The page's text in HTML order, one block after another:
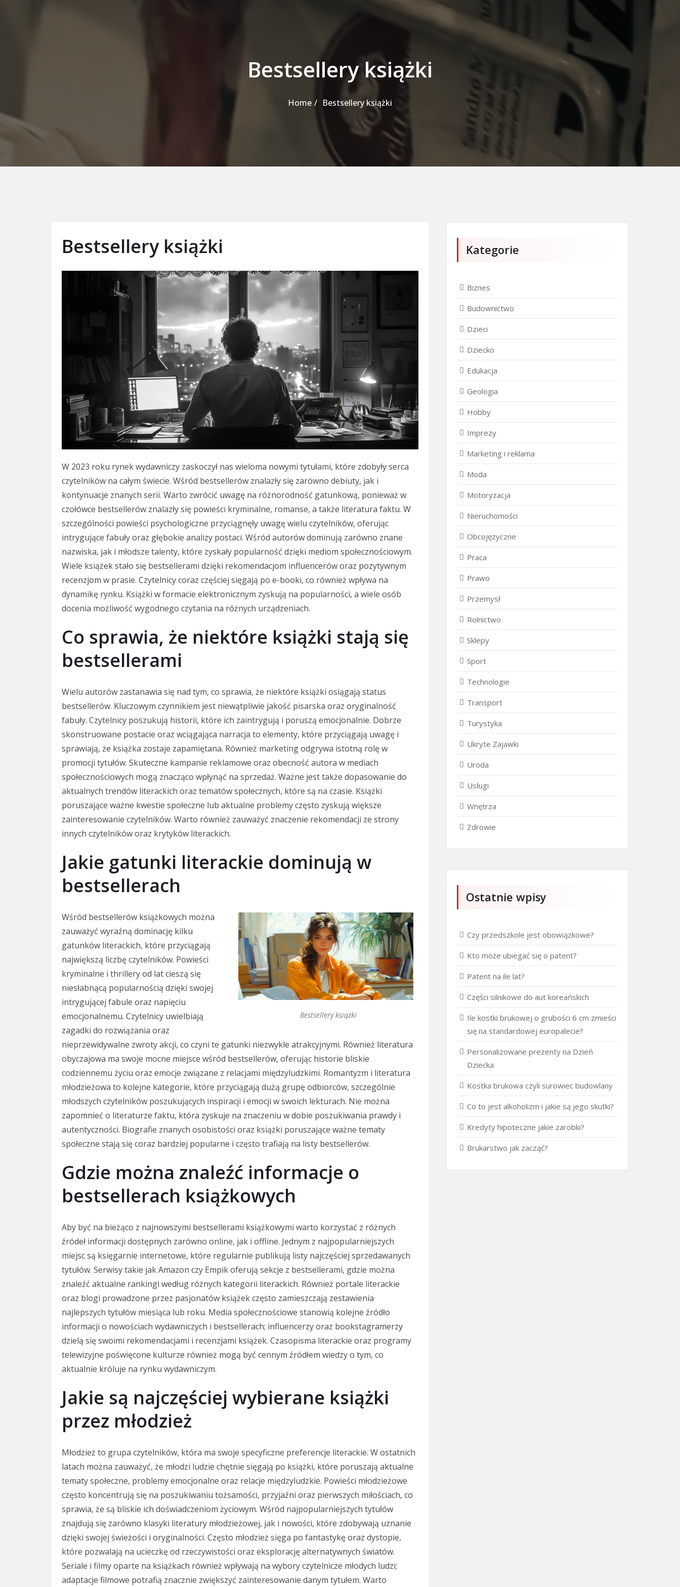
Bestsellery książki
Home Bestsellery książki
Bestsellery książki
W 2023 roku rynek wydawniczy zaskoczył nas wieloma nowymi tytułami, które zdobyły serca
czytelników na całym świecie. Wśród bestsellerów znalazły się zarówno debiuty, jak i
kontynuacje znanych serii. Warto zwrócić uwagę na różnorodność gatunkową, ponieważ w
czołówce bestsellerów znalazły się powieści kryminalne, romanse, a także literatura faktu. W
szczególności powieści psychologiczne przyciągnęły uwagę wielu czytelników, oferując
intrygujące fabuły oraz głębokie analizy postaci. Wśród autorów dominują zarówno znane
nazwiska, jak i młodsze talenty, które zyskały popularność dzięki mediom społecznościowym.
Wiele książek stało się bestsellerami dzięki rekomendacjom influencerów oraz pozytywnym
recenzjom w prasie. Czytelnicy coraz częściej sięgają po e-booki, co również wpływa na
dynamikę rynku. Książki w formacie elektronicznym zyskują na popularności, a wiele osób
docenia możliwość wygodnego czytania na różnych urządzeniach.
Co sprawia, że niektóre książki stają się
bestsellerami
Wielu autorów zastanawia się nad tym, co sprawia, że niektóre książki osiągają status
bestsellerów. Kluczowym czynnikiem jest niewątpliwie jakość pisarska oraz oryginalność
fabuły. Czytelnicy poszukują historii, które ich zaintrygują i poruszą emocjonalnie. Dobrze
skonstruowane postacie oraz wciągająca narracja to elementy, które przyciągają uwagę i
sprawiają, że książka zostaje zapamiętana. Również marketing odgrywa istotną rolę w
promocji tytułów. Skuteczne kampanie reklamowe oraz obecność autora w mediach
społecznościowych mogą znacząco wpłynąć na sprzedaż. Ważne jest także dopasowanie do
aktualnych trendów literackich oraz tematów społecznych, które są na czasie. Książki
poruszające ważne kwestie społeczne lub aktualne problemy często zyskują większe
zainteresowanie czytelników. Warto również zauważyć znaczenie rekomendacji ze strony
innych czytelników oraz krytyków literackich.
Jakie gatunki literackie dominują w
bestsellerach
Bestsellery książki
Wśród bestsellerów książkowych można
zauważyć wyraźną dominację kilku
gatunków literackich, które przyciągają
największą liczbę czytelników. Powieści
kryminalne i thrillery od lat cieszą się
niesłabnącą popularnością dzięki swojej
intrygującej fabule oraz napięciu
emocjonalnemu. Czytelnicy uwielbiają
zagadki do rozwiązania oraz
nieprzewidywalne zwroty akcji, co czyni te gatunki niezwykle atrakcyjnymi. Również literatura
obyczajowa ma swoje mocne miejsce wśród bestsellerów, oferując historie bliskie
codziennemu życiu oraz emocje związane z relacjami międzyludzkimi. Romantyzm i literatura
młodzieżowa to kolejne kategorie, które przyciągają dużą grupę odbiorców, szczególnie
młodszych czytelników poszukujących inspiracji i emocji w swoich lekturach. Nie można
zapomnieć o literaturze faktu, która zyskuje na znaczeniu w dobie poszukiwania prawdy i
autentyczności. Biografie znanych osobistości oraz książki poruszające ważne tematy
społeczne stają się coraz bardziej popularne i często trafiają na listy bestsellerów.
Gdzie można znaleźć informacje o
bestsellerach książkowych
Aby być na bieżąco z najnowszymi bestsellerami książkowymi warto korzystać z różnych
źródeł informacji dostępnych zarówno online, jak i offline. Jednym z najpopularniejszych
miejsc są księgarnie internetowe, które regularnie publikują listy najczęściej sprzedawanych
tytułów. Serwisy takie jak Amazon czy Empik oferują sekcje z bestsellerami, gdzie można
znaleźć aktualne rankingi według różnych kategorii literackich. Również portale literackie
oraz blogi prowadzone przez pasjonatów książek często zamieszczają zestawienia
najlepszych tytułów miesiąca lub roku. Media społecznościowe stanowią kolejne źródło
informacji o nowościach wydawniczych i bestsellerach; influencerzy oraz bookstagramerzy
dzielą się swoimi rekomendacjami i recenzjami książek. Czasopisma literackie oraz programy
telewizyjne poświęcone kulturze również mogą być cennym źródłem wiedzy o tym, co
aktualnie króluje na rynku wydawniczym.
Jakie są najczęściej wybierane książki
przez młodzież
Młodzież to grupa czytelników, która ma swoje specyficzne preferencje literackie. W ostatnich
latach można zauważyć, że młodzi ludzie chętnie sięgają po książki, które poruszają aktualne
tematy społeczne, problemy emocjonalne oraz relacje międzyludzkie. Powieści młodzieżowe
często koncentrują się na poszukiwaniu tożsamości, przyjaźni oraz pierwszych miłościach, co
sprawia, że są bliskie ich doświadczeniom życiowym. Wśród najpopularniejszych tytułów
znajdują się zarówno klasyki literatury młodzieżowej, jak i nowości, które zdobywają uznanie
dzięki swojej świeżości i oryginalności. Często młodzież sięga po fantastykę oraz dystopie,
które pozwalają na ucieczkę od rzeczywistości oraz eksplorację alternatywnych światów.
Seriale i filmy oparte na książkach również wpływają na wybory czytelnicze młodych ludzi;
adaptacje filmowe potrafią znacznie zwiększyć zainteresowanie danym tytułem. Warto
Kategorie
Biznes
Budownictwo
Dzieci
Dziecko
Edukacja
Geologia
Hobby
Imprezy
Marketing i reklama
Moda
Motoryzacja
Nieruchomości
Obcojęzyczne
Praca
Prawo
Przemysł
Rolnictwo
Sklepy
Sport
Technologie
Transport
Turystyka
Ukryte Zajawki
Uroda
Usługi
Wnętrza
Zdrowie
Ostatnie wpisy
Czy przedszkole jest obowiązkowe?
Kto może ubiegać się o patent?
Patent na ile lat?
Części silnikowe do aut koreańskich
Ile kostki brukowej o grubości 6 cm zmieści
się na standardowej europalecie?
Personalizowane prezenty na Dzień
Dziecka
Kostka brukowa czyli surowiec budowlany
Co to jest alkoholizm i jakie są jego skutki?
Kredyty hipoteczne jakie zarobki?
Brukarstwo jak zacząć?